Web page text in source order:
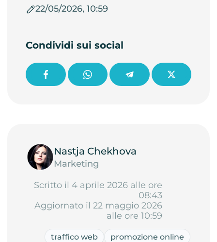
22/05/2026, 10:59
Condividi sui social
Nastja Chekhova
Marketing
Scritto il 4 aprile 2026 alle ore
08:43
Aggiornato il 22 maggio 2026
alle ore 10:59
traffico web
promozione online